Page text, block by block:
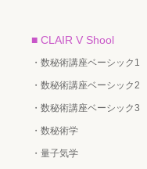
■ CLAIR V Shool
・数秘術講座ベーシック1
・数秘術講座ベーシック2
・数秘術講座ベーシック3
・数秘術学
・量子気学